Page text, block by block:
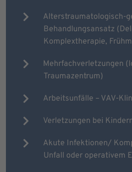
Alterstraumatologisch-
Behandlungsansatz
Komplextherapie,
Mehrfachverletzungen
Traumazentrum)
Arbeitsunfälle – VAV-
Verletzungen bei
Akute Infektionen/
Unfall oder operativem